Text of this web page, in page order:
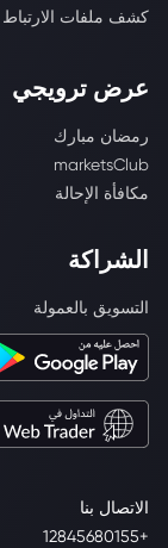
الاتصال بنا
+12845680155
كشف ملفات الارتباط
عرض ترويجي
رمضان مبارك
marketsClub
مكافأة الإحالة
الشراكة
التسويق بالعمولة